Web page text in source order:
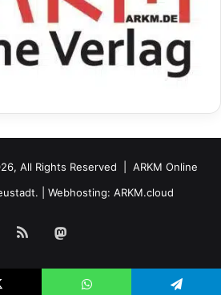
All Rights Reserved | ARKM Online
| Webhosting: ARKM.cloud
RSS